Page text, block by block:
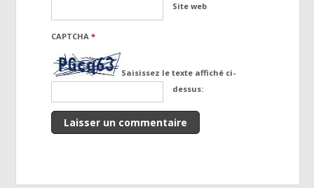
Site web
CAPTCHA*
Saisissez le texte affiché ci-
dessus: